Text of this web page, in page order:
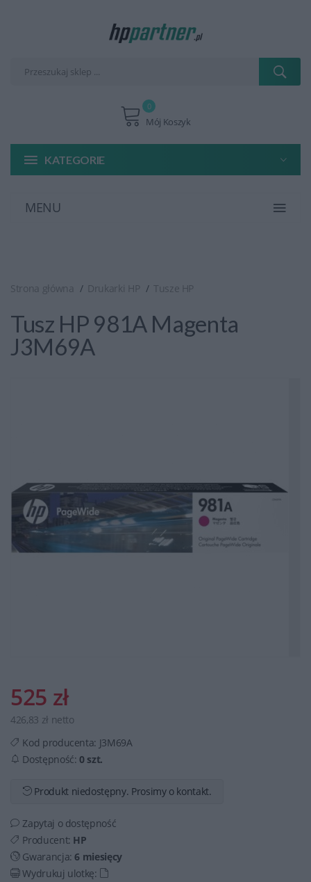
Mój Koszyk
0
KATEGORIE
MENU
Strona główna Drukarki HP Tusze HP
Tusz HP 981A Magenta
J3M69A
525 zł
426,83 zł netto
Kod producenta: J3M69A
Dostępność:0 szt.
Produkt niedostępny. Prosimy o kontakt.
Zapytaj o dostępność
Producent: HP
Gwarancja:6 miesięcy
Wydrukuj ulotkę: